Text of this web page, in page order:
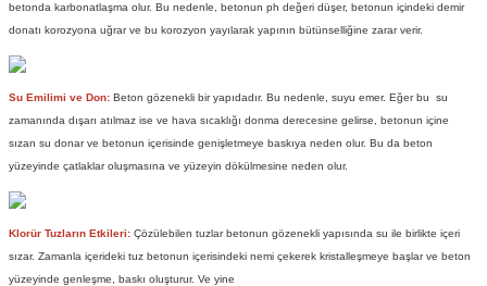
betonda karbonatlaşma olur. Bu nedenle, betonun ph değeri düşer, betonun içindeki demir
donatı korozyona uğrar ve bu korozyon yayılarak yapının bütünselliğine zarar verir.
Su Emilimi ve Don: Beton gözenekli bir yapıdadır. Bu nedenle, suyu emer. Eğer bu su
zamanında dışarı atılmaz ise ve hava sıcaklığı donma derecesine gelirse, betonun içine
sızan su donar ve betonun içerisinde genişletmeye baskıya neden olur. Bu da beton
yüzeyinde çatlaklar oluşmasına ve yüzeyin dökülmesine neden olur.
Klorür Tuzların Etkileri: Çözülebilen tuzlar betonun gözenekli yapısında su ile birlikte içeri
sızar. Zamanla içerideki tuz betonun içerisindeki nemi çekerek kristalleşmeye başlar ve beton
yüzeyinde genleşme, baskı oluşturur. Ve yine